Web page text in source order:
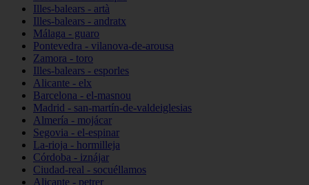
Illes-balears - artà
Illes-balears - andratx
Málaga - guaro
Pontevedra - vilanova-de-arousa
Zamora - toro
Illes-balears - esporles
Alicante - elx
Barcelona - el-masnou
Madrid - san-martín-de-valdeiglesias
Almería - mojácar
Segovia - el-espinar
La-rioja - hormilleja
Córdoba - iznájar
Ciudad-real - socuéllamos
Alicante - petrer